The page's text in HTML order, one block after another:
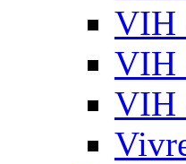
VIH
VIH
VIH